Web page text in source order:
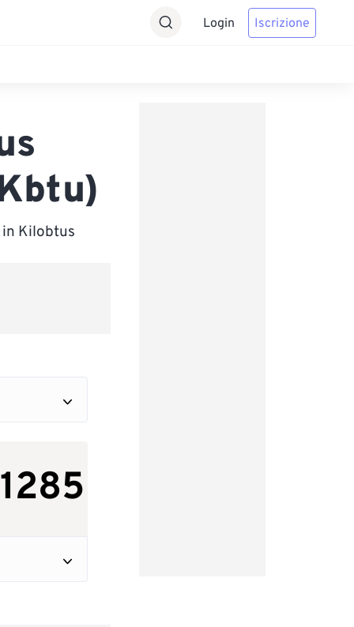
Login Iscrizione
Kilobtus